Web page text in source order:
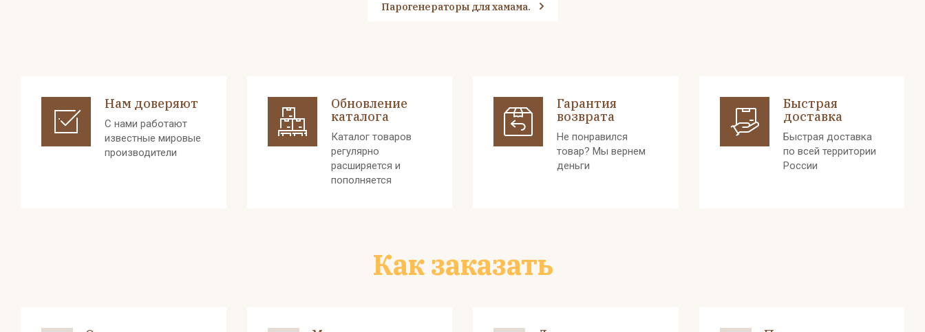
Парогенераторы для хамама.
Нам доверяют
С нами работают
известные мировые
производители
Обновление
каталога
Каталог товаров
регулярно
расширяется и
пополняется
Гарантия
возврата
Не понравился
товар? Мы вернем
деньги
Быстрая
доставка
Быстрая доставка
по всей территории
России
Как заказать